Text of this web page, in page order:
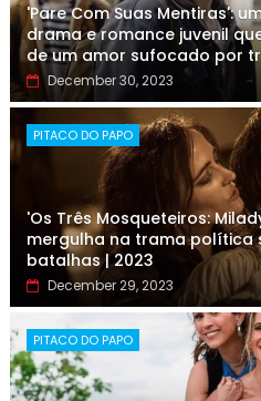
'Pare Com Suas Mentiras':
drama e romance juvenil
de um amor sufocado por
December 30, 2023
PITACO DO PAPO
'Os Três Mosqueteiros:
mergulha na trama política
batalhas | 2023
December 29, 2023
PITACO DO PAPO